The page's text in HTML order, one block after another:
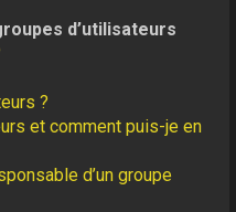
d’utilisateurs
?
et comment puis-je en
d’un groupe